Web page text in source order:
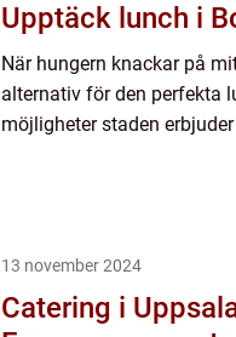
Upptäck lunch i
När hungern knackar på
alternativ för den perfekta
möjligheter staden
13 november 2024
Catering i